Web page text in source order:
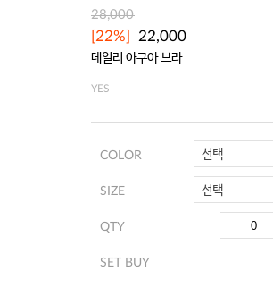
28,000
[22%] 22,000
데일리 아쿠아 브라
YES
COLOR 선택
SIZE 선택
QTY
SET BUY